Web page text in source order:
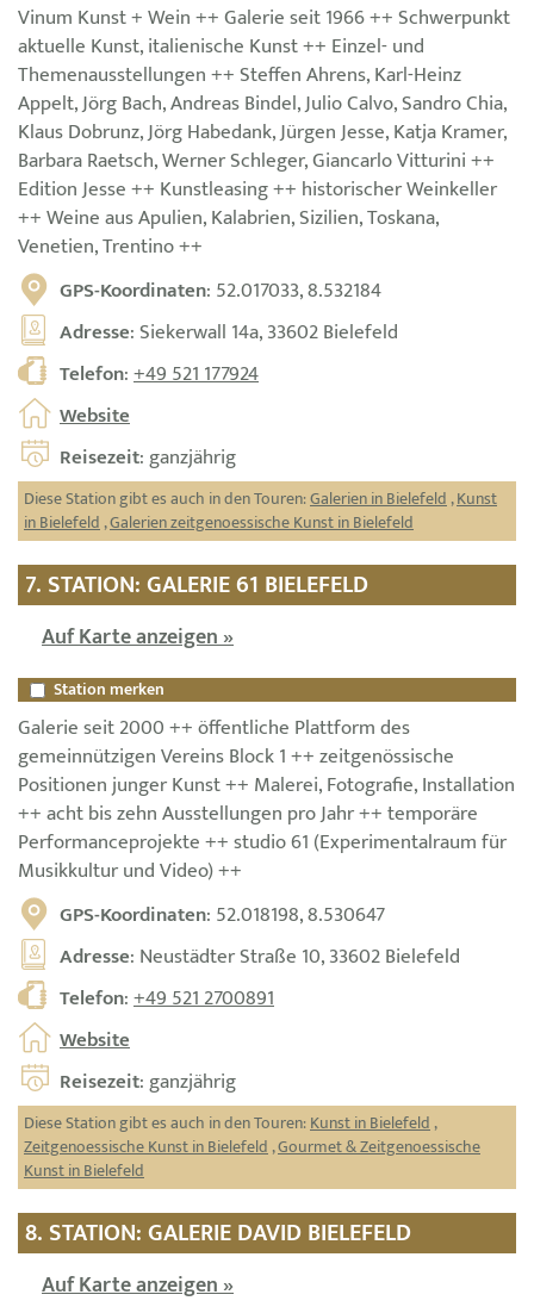
Vinum Kunst + Wein ++ Galerie seit 1966 ++ Schwerpunkt
aktuelle Kunst, italienische Kunst ++ Einzel- und
Themenausstellungen ++ Steffen Ahrens, Karl-Heinz
Appelt, Jörg Bach, Andreas Bindel, Julio Calvo, Sandro Chia,
Klaus Dobrunz, Jörg Habedank, Jürgen Jesse, Katja Kramer,
Barbara Raetsch, Werner Schleger, Giancarlo Vitturini ++
Edition Jesse ++ Kunstleasing ++ historischer Weinkeller
++ Weine aus Apulien, Kalabrien, Sizilien, Toskana,
Venetien, Trentino ++
GPS-Koordinaten: 52.017033, 8.532184
Adresse: Siekerwall 14a, 33602 Bielefeld
Telefon:+49 521 177924
Website
Reisezeit: ganzjährig
Diese Station gibt es auch in den Touren:Galerien in Bielefeld,Kunst
in Bielefeld,Galerien zeitgenoessische Kunst in Bielefeld
7. STATION: GALERIE 61 BIELEFELD
Auf Karte anzeigen »
Station merken
Galerie seit 2000 ++ öffentliche Plattform des
gemeinnützigen Vereins Block 1 ++ zeitgenössische
Positionen junger Kunst ++ Malerei, Fotografie, Installation
++ acht bis zehn Ausstellungen pro Jahr ++ temporäre
Performanceprojekte ++ studio 61 (Experimentalraum für
Musikkultur und Video) ++
GPS-Koordinaten: 52.018198, 8.530647
Adresse: Neustädter Straße 10, 33602 Bielefeld
Telefon:+49 521 2700891
Website
Reisezeit: ganzjährig
Diese Station gibt es auch in den Touren:Kunst in Bielefeld,
Zeitgenoessische Kunst in Bielefeld,Gourmet & Zeitgenoessische
Kunst in Bielefeld
8. STATION: GALERIE DAVID BIELEFELD
Auf Karte anzeigen »